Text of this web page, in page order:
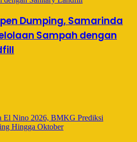
Dumping, Samarinda
Sampah dengan